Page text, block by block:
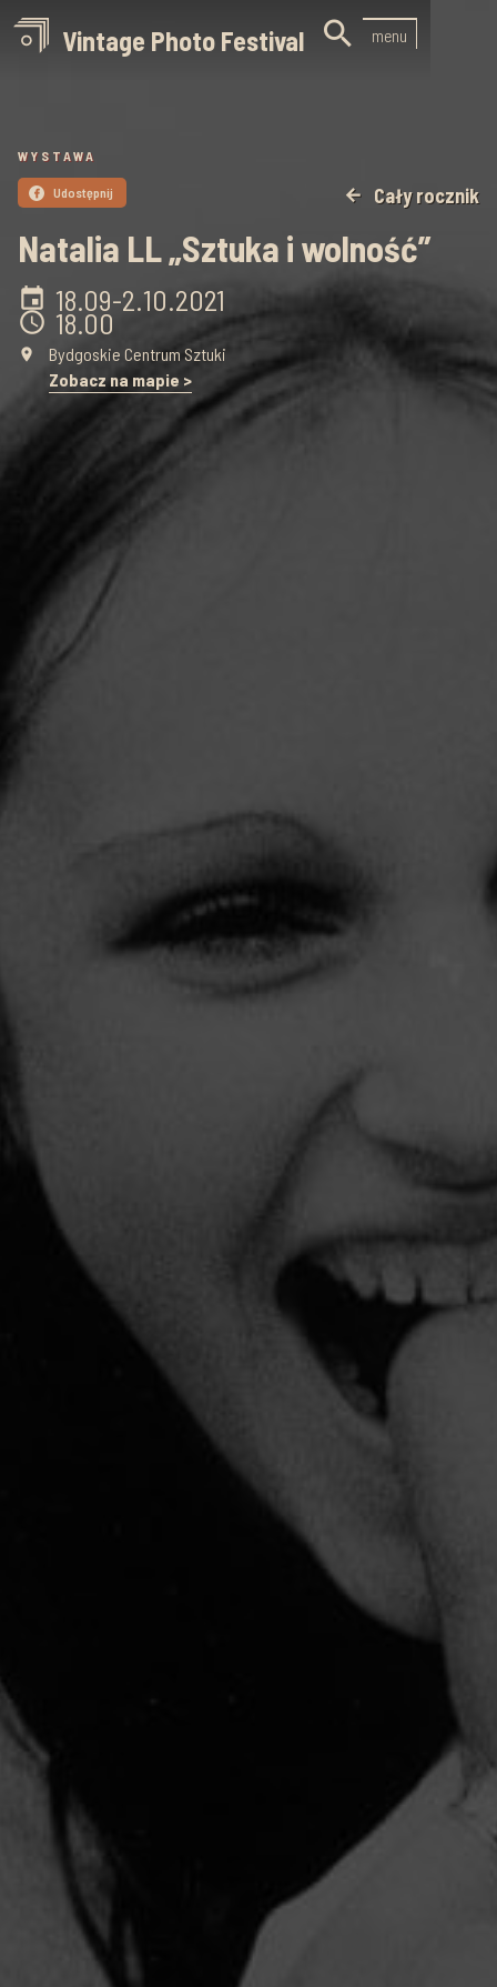
Vintage Photo Festival  menu
WYSTAWA
 Udostępnij arrow_back Cały rocznik
Natalia LL „Sztuka i wolność”
event 18.09-2.10.2021
schedule 18.00
place
Bydgoskie Centrum Sztuki
Zobacz na mapie >